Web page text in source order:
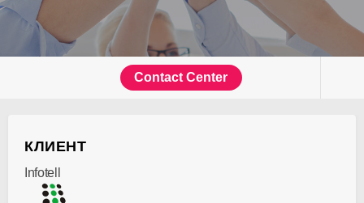
Contact Center
КЛИЕНТ
Infotell